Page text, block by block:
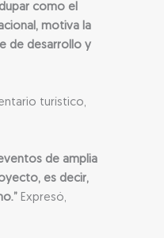
como el
motiva la
de desarrollo y
turístico,
de amplia
es decir,
Expresó,